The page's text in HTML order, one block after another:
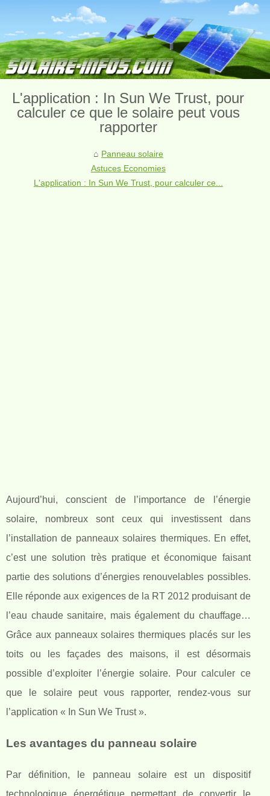
L'application : In Sun We Trust, pour
calculer ce que le solaire peut vous
rapporter
Panneau solaire
Astuces Economies
L'application : In Sun We Trust, pour calculer ce...
Aujourd’hui, conscient de l’importance de l’énergie
solaire, nombreux sont ceux qui investissent dans
l’installation de panneaux solaires thermiques. En effet,
c’est une solution très pratique et économique faisant
partie des solutions d’énergies renouvelables possibles.
Elle réponde aux exigences de la RT 2012 produisant de
l’eau chaude sanitaire, mais également du chauffage…
Grâce aux panneaux solaires thermiques placés sur les
toits ou les façades des maisons, il est désormais
possible d’exploiter l’énergie solaire. Pour calculer ce
que le solaire peut vous rapporter, rendez-vous sur
l’application « In Sun We Trust ».
Les avantages du panneau solaire
Par définition, le panneau solaire est un dispositif